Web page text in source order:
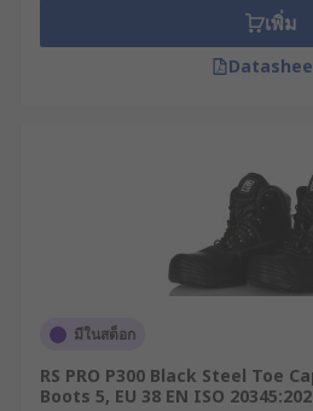
เพิ่ม
มีในสต็อก
RS PRO P300 Black Steel Toe
Boots 5, EU 38 EN ISO